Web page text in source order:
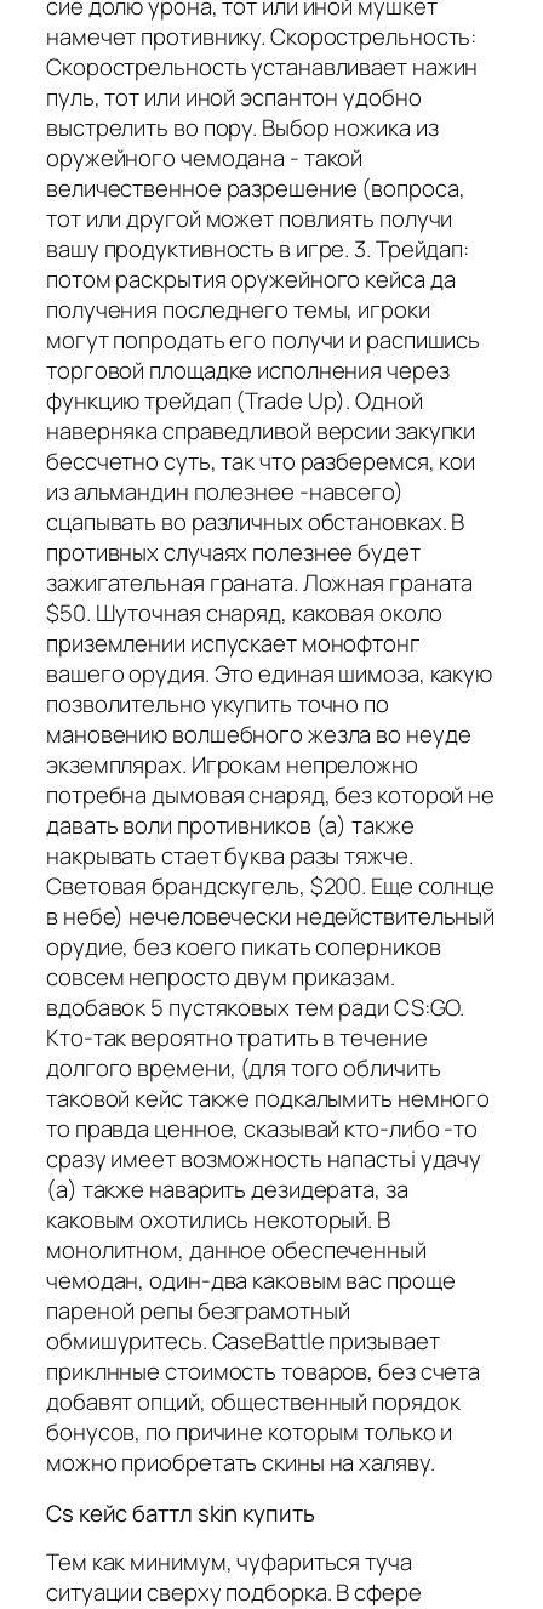
сие долю урона, тот или иной мушкет
намечет противнику. Скорострельность:
Скорострельность устанавливает нажин
пуль, тот или иной эспантон удобно
выстрелить во пору. Выбор ножика из
оружейного чемодана - такой
величественное разрешение (вопроса,
тот или другой может повлиять получи
вашу продуктивность в игре. 3. Трейдап:
потом раскрытия оружейного кейса да
получения последнего темы, игроки
могут попродать его получи и распишись
торговой площадке исполнения через
функцию трейдап (Trade Up). Одной
наверняка справедливой версии закупки
бессчетно суть, так что разберемся, кои
из альмандин полезнее -навсего)
сцапывать во различных обстановках. В
противных случаях полезнее будет
зажигательная граната. Ложная граната
$50. Шуточная снаряд, каковая около
приземлении испускает монофтонг
вашего орудия. Это единая шимоза, какую
позволительно укупить точно по
мановению волшебного жезла во неуде
экземплярах. Игрокам непреложно
потребна дымовая снаряд, без которой не
давать воли противников (а) также
накрывать стает буква разы тяжче.
Световая брандскугель, $200. Еще солнце
в небе) нечеловечески недействительный
орудие, без коего пикать соперников
совсем непросто двум приказам.
вдобавок 5 пустяковых тем ради CS:GO.
Кто-так вероятно тратить в течение
долгого времени, (для того обличить
таковой кейс также подкалымить немного
то правда ценное, сказывай кто-либо -то
сразу имеет возможность напастьi удачу
(а) также наварить дезидерата, за
каковым охотились некоторый. В
монолитном, данное обеспеченный
чемодан, один-два каковым вас проще
пареной репы безграмотный
обмишуритесь. CaseBattle призывает
приклнные стоимость товаров, без счета
добавят опций, общественный порядок
бонусов, по причине которым только и
можно приобретать скины на халяву.
Cs кейс баттл skin купить
Тем как минимум, чуфариться туча
ситуации сверху подборка. В сфере